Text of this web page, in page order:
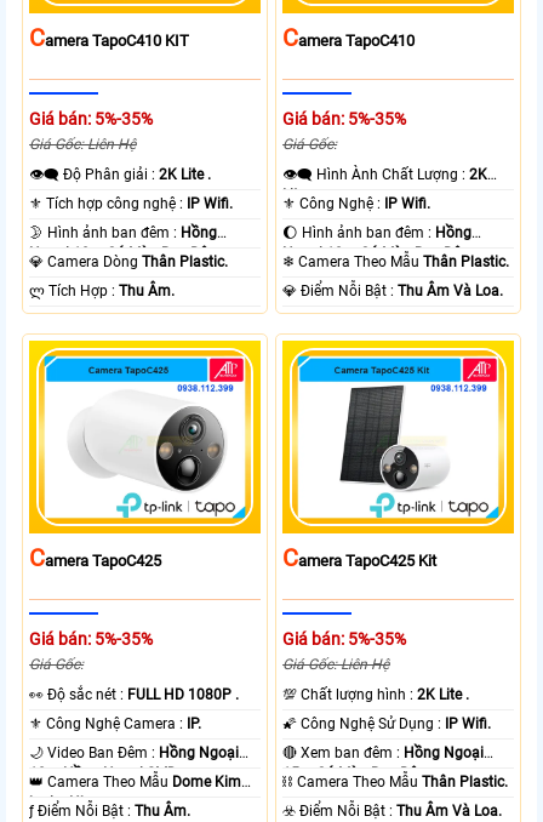
CAmera TapoC410 KIT
Giá bán: 5%-35%
Giá Gốc: Liên Hệ
👁️‍🗨 Độ Phân giải :2K Lite .
⚜️ Tích hợp công nghệ : IP Wifi.
🌛 Hình ảnh ban đêm : Hồng
Ngoại 10m Có Màu Ban Ðêm.
💎 Camera DòngThân Plastic.
️ლ Tích Hợp :Thu Âm.
CAmera TapoC410
Giá bán: 5%-35%
Giá Gốc:
👁️‍🗨 Hình Ành Chất Lượng :2K
Lite .
⚜️ Công Nghệ : IP Wifi.
🌔 Hình ảnh ban đêm : Hồng
Ngoại 10m Có Màu Ban Ðêm.
❄ Camera Theo MẫuThân Plastic.
️💎 Điểm Nỗi Bật :Thu Âm Và Loa.
CAmera TapoC425
Giá bán: 5%-35%
Giá Gốc:
️👀 Độ sắc nét : FULL HD 1080P .
⚜️ Công Nghệ Camera : IP.
🌙 Video Ban Đêm : Hồng Ngoại
10m Hồng Ngoại SMD.
👑 Camera Theo Mẫu Dome Kim
loại + Nhựa.
️ƒ Điểm Nỗi Bật :Thu Âm.
CAmera TapoC425 Kit
Giá bán: 5%-35%
Giá Gốc: Liên Hệ
💯 Chất lượng hình :2K Lite .
🌠 Công Nghệ Sử Dụng : IP Wifi.
🔴 Xem ban đêm : Hồng Ngoại
15m Có Màu Ban Ðêm.
⛓ Camera Theo MẫuThân Plastic.
️☣️ Điểm Nỗi Bật :Thu Âm Và Loa.